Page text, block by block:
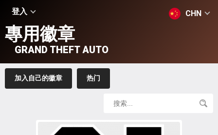
登入 CHN
專用徽章
GRAND THEFT AUTO
加入自己的徽章 热门